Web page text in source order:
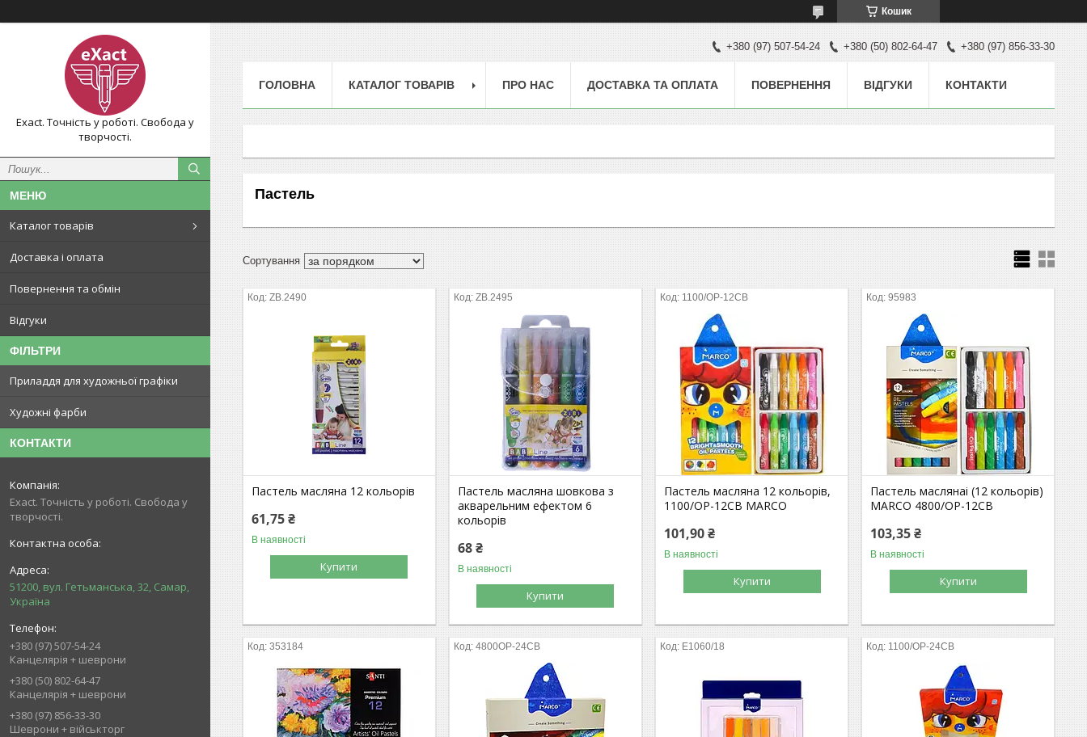
Кошик
Exact. Точність у роботі. Свобода у
творчості.
Каталог товарів
Доставка і оплата
Повернення та обмін
Відгуки
ФІЛЬТРИ
Приладдя для художньої графіки
Художні фарби
КОНТАКТИ
Exact. Точність у роботі. Свобода у
творчості.
51200, вул. Гетьманська, 32, Самар,
Україна
+380 (97) 507-54-24
Канцелярія + шеврони
+380 (50) 802-64-47
Канцелярія + шеврони
+380 (97) 856-33-30
Шеврони + військторг
+380 (97) 507-54-24 +380 (50) 802-64-47 +380 (97) 856-33-30
ГОЛОВНА КАТАЛОГ ТОВАРІВ ПРО НАС ДОСТАВКА ТА ОПЛАТА ПОВЕРНЕННЯ ВІДГУКИ КОНТАКТИ
Пастель
ZB.2490
Пастель масляна 12 кольорів
61,75 ₴
В наявності
Купити
ZB.2495
Пастель масляна шовкова з
акварельним ефектом 6
кольорів
68 ₴
В наявності
Купити
1100/ОР-12СВ
Пастель масляна 12 кольорів,
1100/ОР-12СВ MARCO
101,90 ₴
В наявності
Купити
95983
Пастель маслянаі (12 кольорів)
MARCO 4800/ОР-12СВ
103,35 ₴
В наявності
Купити
353184 4800OP-24CB Е1060/18 1100/ОР-24СВ